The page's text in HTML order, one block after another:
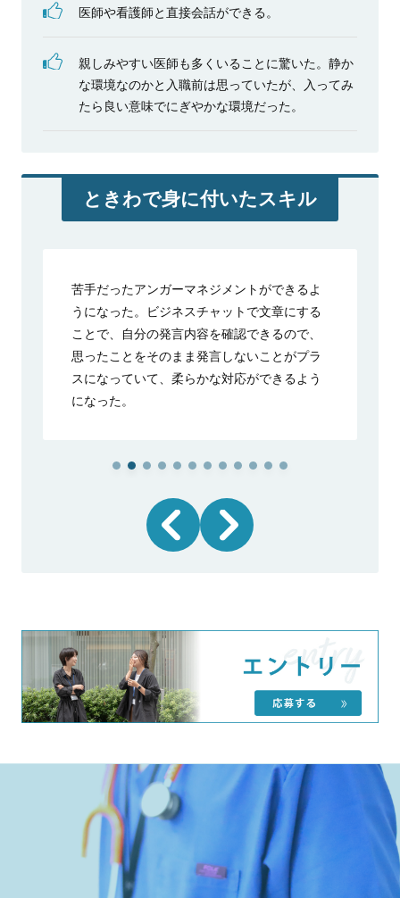
医師や看護師と直接会話ができる。
親しみやすい医師も多くいることに驚いた。静か
な環境なのかと入職前は思っていたが、入ってみ
たら良い意味でにぎやかな環境だった。
ときわで身に付いたスキル
苦手だったアンガーマネジメントができるよ
うになった。ビジネスチャットで文章にする
ことで、自分の発言内容を確認できるので、
思ったことをそのまま発言しないことがプラ
スになっていて、柔らかな対応ができるよう
になった。